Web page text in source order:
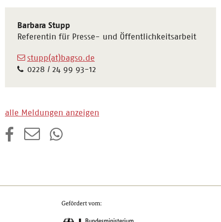
Barbara Stupp
Referentin für Presse- und Öffentlichkeitsarbeit
stupp(at)bagso.de
0228 / 24 99 93-12
alle Meldungen anzeigen